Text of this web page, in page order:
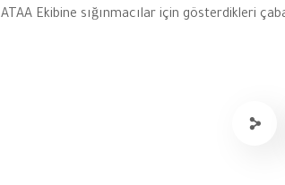
Ekibine sığınmacılar için gösterdikleri